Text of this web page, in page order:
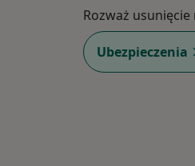
Rozważ
Ubezpieczenia